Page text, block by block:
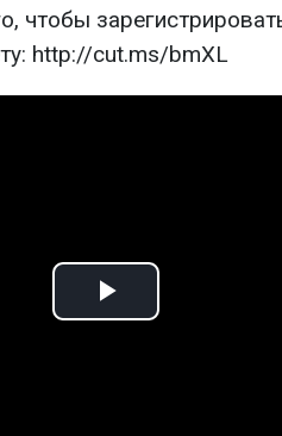
чтобы
http://cut.ms/bmXL
Play